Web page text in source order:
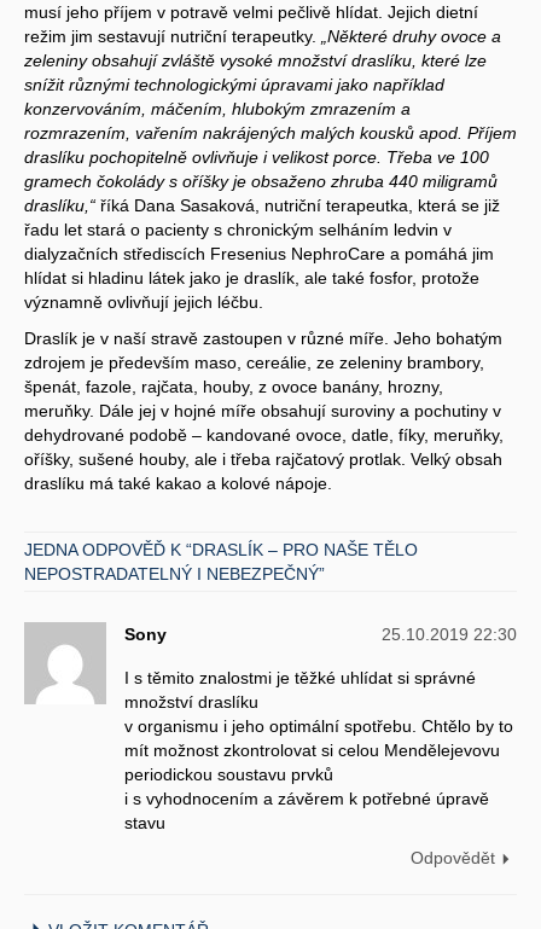
musí jeho příjem v potravě velmi pečlivě hlídat. Jejich dietní
režim jim sestavují nutriční terapeutky.
„Některé druhy ovoce a
zeleniny obsahují zvláště vysoké množství draslíku, které lze
snížit různými technologickými úpravami jako například
konzervováním, máčením, hlubokým zmrazením a
rozmrazením, vařením nakrájených malých kousků apod. Příjem
draslíku pochopitelně ovlivňuje i velikost porce. Třeba ve 100
gramech čokolády s oříšky je obsaženo zhruba 440 miligramů
draslíku,“ říká Dana Sasaková, nutriční terapeutka, která se již
řadu let stará o pacienty s chronickým selháním ledvin v
dialyzačních střediscích Fresenius NephroCare a pomáhá jim
hlídat si hladinu látek jako je draslík, ale také fosfor, protože
významně ovlivňují jejich léčbu.
Draslík je v naší stravě zastoupen v různé míře. Jeho bohatým
zdrojem je především maso, cereálie, ze zeleniny brambory,
špenát, fazole, rajčata, houby, z ovoce banány, hrozny,
meruňky. Dále jej v hojné míře obsahují suroviny a pochutiny v
dehydrované podobě – kandované ovoce, datle, fíky, meruňky,
oříšky, sušené houby, ale i třeba rajčatový protlak. Velký obsah
draslíku má také kakao a kolové nápoje.
JEDNA ODPOVĚĎ K “DRASLÍK – PRO NAŠE TĚLO
NEPOSTRADATELNÝ I NEBEZPEČNÝ”
Sony 25.10.2019 22:30
I s těmito znalostmi je těžké uhlídat si správné
množství draslíku
v organismu i jeho optimální spotřebu. Chtělo by to
mít možnost zkontrolovat si celou Mendělejevovu
periodickou soustavu prvků
i s vyhodnocením a závěrem k potřebné úpravě
stavu
Odpovědět